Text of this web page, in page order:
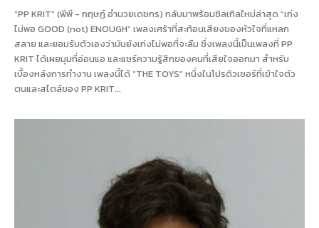
“PP KRIT” (พีพี - กฤษฏ์ อำนวยเดชกร) กลับมาพร้อมซิลเกิลใหม่ล่าสุด “เก่ง
ไม่พอ GOOD (not) ENOUGH” เพลงเศร้าที่สะท้อนเสียงของหัวใจที่แหลก
สลาย และยอมรับตัวเองว่ามันยังเก่งไม่พอที่จะลืม ซึ่งเพลงนี้เป็นเพลงที่ PP
KRIT ได้เผยมุมที่อ่อนแอ และแชร์ความรู้สึกของคนที่เสียใจออกมา สำหรับ
เบื้องหลังการทำงาน เพลงนี้ได้ “THE TOYS” หนึ่งในโปรดิวเซอร์ที่เข้าใจตัว
ตนและสไตล์ของ PP KRIT...